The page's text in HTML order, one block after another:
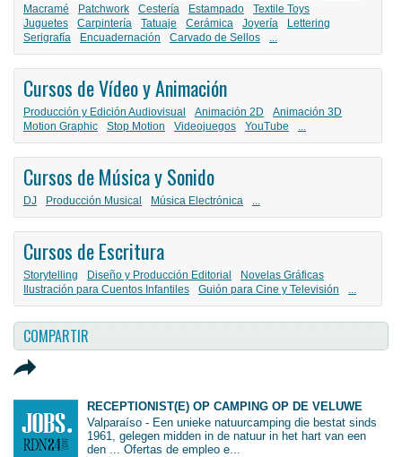
Macramé
Patchwork Cestería Estampado
Textile Toys
Juguetes
Carpintería Tatuaje Cerámica Joyería
Lettering
Serigrafía
Encuadernación Carvado de Sellos ...
Cursos de Vídeo y Animación
Producción y Edición Audiovisual Animación 2D
Animación 3D
Motion Graphic
Stop Motion Videojuegos YouTube ...
Cursos de Música y Sonido
DJ Producción Musical Música Electrónica ...
Cursos de Escritura
Storytelling Diseño y Producción Editorial
Novelas Gráficas
Ilustración para Cuentos Infantiles
Guión para Cine y Televisión ...
COMPARTIR
RECEPTIONIST(E) OP CAMPING OP DE VELUWE
Valparaíso - Een unieke natuurcamping die bestat sinds
1961, gelegen midden in de natuur in het hart van een
den ... Ofertas de empleo e...